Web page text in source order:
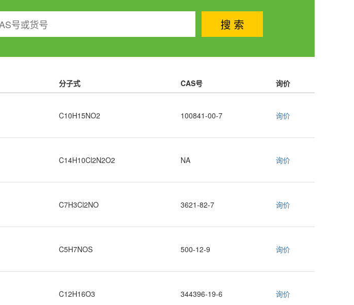
分子式 CAS号 询价
C10H15NO2 100841-00-7 询价
C14H10Cl2N2O2 NA 询价
C7H3Cl2NO 3621-82-7 询价
C5H7NOS 500-12-9 询价
C12H16O3 344396-19-6 询价